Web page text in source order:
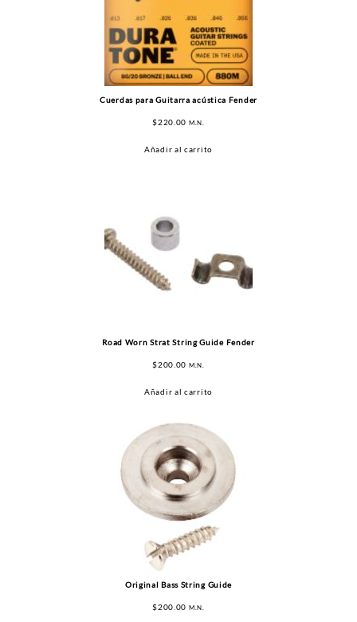
Cuerdas para Guitarra acústica Fender
$220.00 M.N.
Añadir al carrito
Road Worn Strat String Guide Fender
$200.00 M.N.
Añadir al carrito
Original Bass String Guide
$200.00 M.N.